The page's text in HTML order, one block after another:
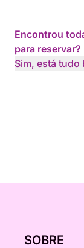
Encontrou
para reservar?
Sim, está tudo
SOBRE